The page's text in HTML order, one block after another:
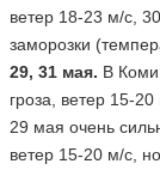
ветер 18-23 м/с,
заморозки
29, 31 мая. В
гроза, ветер 15-
29 мая очень
ветер 15-20 м/с,